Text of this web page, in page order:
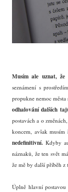
Musím ale uznat, že
seznámení s
propukne nemoc města
odhalování dalších
postavách a o
koncem, avšak
nedefinitivní. Kdyby
náznaků, že ten svět
že mě by další příběh z
Úplně hlavní